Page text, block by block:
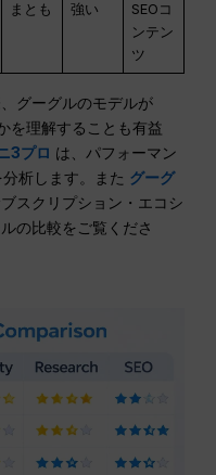
まとも 強い
SEOコ
ンテン
ツ
グーグルのモデルが
を理解することも有益
3プロ は、パフォーマン
析します。また グーグ
スクリプション・エコシ
の比較をご覧くださ